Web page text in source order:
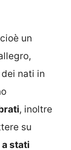
un
nati in
, inoltre
su
stati